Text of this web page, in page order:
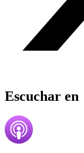
Escuchar en